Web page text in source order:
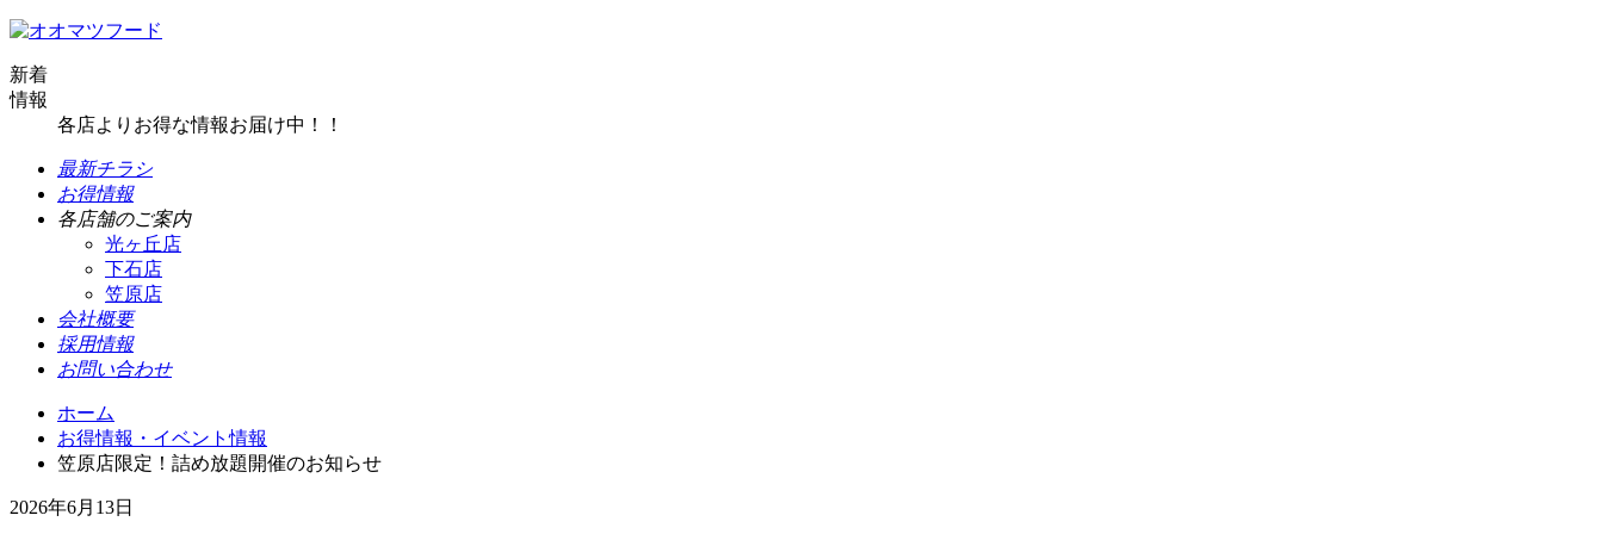
新着
情報
各店よりお得な情報お届け中！！
最新チラシ
お得情報
各店舗のご案内
光ヶ丘店
下石店
笠原店
会社概要
採用情報
お問い合わせ
ホーム
お得情報・イベント情報
笠原店限定！詰め放題開催のお知らせ
2026年6月13日